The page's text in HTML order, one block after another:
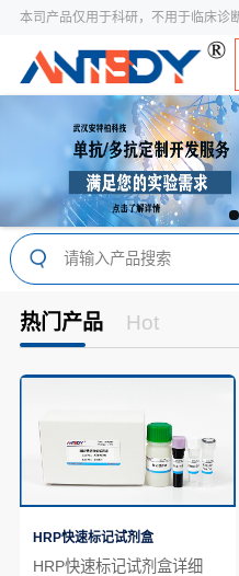
本司产品仅用于科研，不用于临床诊
热门产品 Hot
HRP快速标记试剂盒
HRP快速标记试剂盒详细